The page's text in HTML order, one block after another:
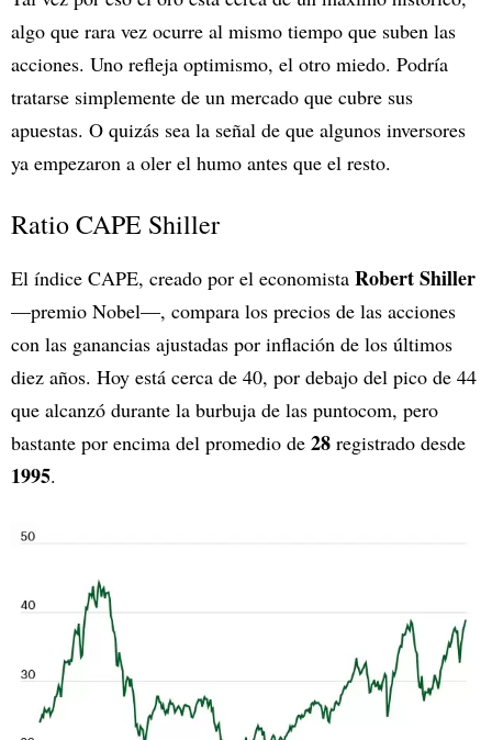
algo que rara vez ocurre al mismo tiempo que suben las
acciones. Uno refleja optimismo, el otro miedo. Podría
tratarse simplemente de un mercado que cubre sus
apuestas. O quizás sea la señal de que algunos inversores
ya empezaron a oler el humo antes que el resto.
Ratio CAPE Shiller
El índice CAPE, creado por el economista Robert Shiller
—premio Nobel—, compara los precios de las acciones
con las ganancias ajustadas por inflación de los últimos
diez años. Hoy está cerca de 40, por debajo del pico de 44
que alcanzó durante la burbuja de las puntocom, pero
bastante por encima del promedio de 28 registrado desde
1995.